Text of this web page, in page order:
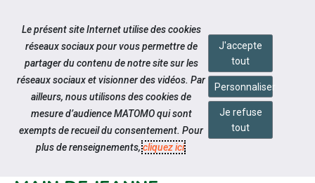
Aller au contenu
Notre actualité
PARTENARIAT RENFORCÉ ENTRE
Le présent site Internet utilise des cookies
réseaux sociaux pour vous permettre de
partager du contenu de notre site sur les
réseaux sociaux et visionner des vidéos. Par
ailleurs, nous utilisons des cookies de
mesure d’audience MATOMO qui sont
exempts de recueil du consentement. Pour
plus de renseignements,cliquez ici.
J'accepte
tout
Personnaliser
Je refuse
tout